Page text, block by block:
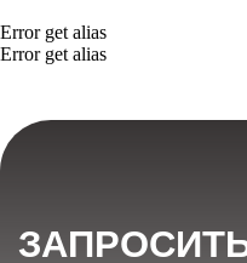
Error get alias
Error get alias